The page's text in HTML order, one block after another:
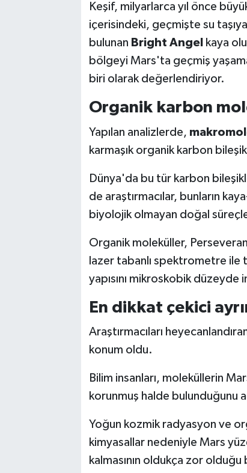
Keşif, milyarlarca yıl önce
içerisindeki, geçmişte su
bulunan Bright Angel kaya
bölgeyi Mars'ta geçmiş
biri olarak değerlendiriyor.
Organik karbon
Yapılan analizlerde,
karmaşık organik karbon
Dünya'da bu tür karbon
de araştırmacılar, bunların
biyolojik olmayan doğal
Organik moleküller,
lazer tabanlı spektrometre ile
yapısını mikroskobik
En dikkat çekici
Araştırmacıları
konum oldu.
Bilim insanları, moleküllerin
korunmuş halde bulunduğunu
Yoğun kozmik radyasyon ve
kimyasallar nedeniyle Mars
kalmasının oldukça zor